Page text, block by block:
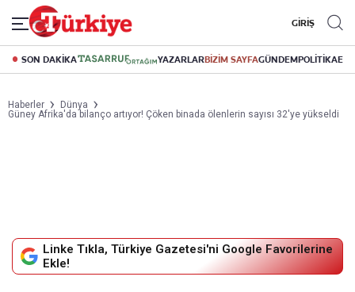
GİRİŞ
SON DAKİKA YAZARLARBİZİM SAYFAGÜNDEMPOLİTİKA
Haberler
Dünya
Güney Afrika'da bilanço artıyor! Çöken binada ölenlerin sayısı 32'ye yükseldi
Linke Tıkla, Türkiye Gazetesi'ni Google Favorilerine
Ekle!